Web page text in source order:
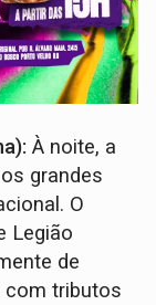
À noite, a
grandes
O
Legião
de
com tributos